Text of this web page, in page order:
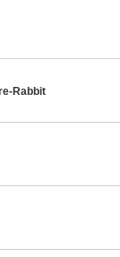
Rabbit